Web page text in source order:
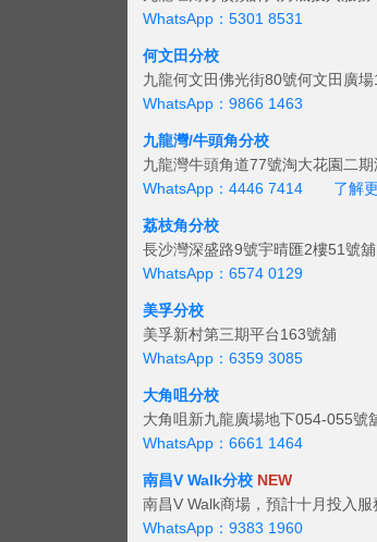
WhatsApp：5301 8531
何文田分校
九龍何文田佛光街80號何文田廣
WhatsApp：9866 1463
九龍灣/牛頭角分校
九龍灣牛頭角道77號淘大花園二
WhatsApp：4446 7414
了解
荔枝角分校
長沙灣深盛路9號宇晴匯2樓51號舖
WhatsApp：6574 0129
美孚分校
美孚新村第三期平台163號舖
WhatsApp：6359 3085
大角咀分校
大角咀新九龍廣場地下054-055號
WhatsApp：6661 1464
南昌V Walk分校 NEW
南昌V Walk商場，預計十月投入服
WhatsApp：9383 1960